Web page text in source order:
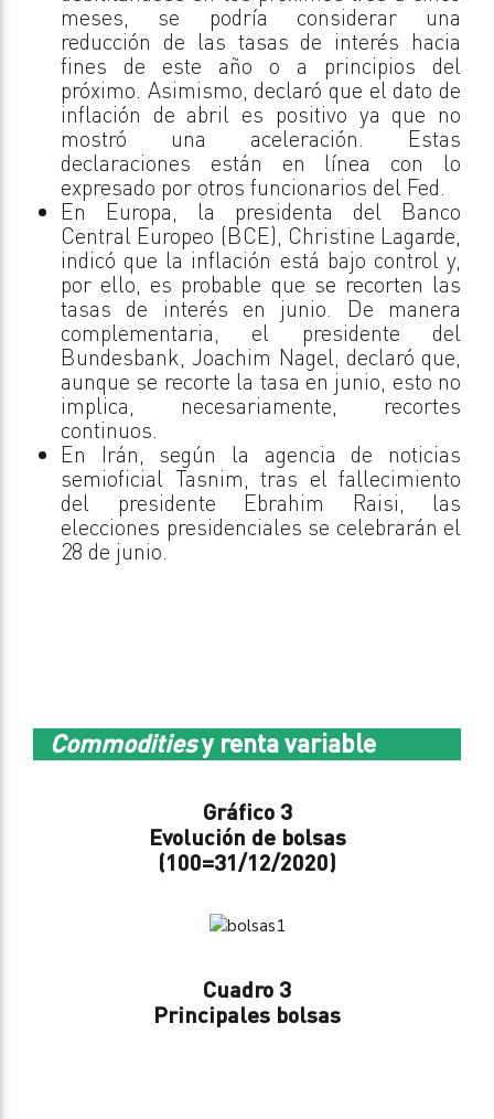
meses, se podría considerar una
reducción de las tasas de interés hacia
fines de este año o a principios del
próximo. Asimismo, declaró que el dato de
inflación de abril es positivo ya que no
mostró una aceleración. Estas
declaraciones están en línea con lo
expresado por otros funcionarios del Fed.
En Europa, la presidenta del Banco
Central Europeo (BCE), Christine Lagarde,
indicó que la inflación está bajo control y,
por ello, es probable que se recorten las
tasas de interés en junio. De manera
complementaria, el presidente del
Bundesbank, Joachim Nagel, declaró que,
aunque se recorte la tasa en junio, esto no
implica, necesariamente, recortes
continuos.
En Irán, según la agencia de noticias
semioficial Tasnim, tras el fallecimiento
del presidente Ebrahim Raisi, las
elecciones presidenciales se celebrarán el
28 de junio.
Commoditiesy renta variable
Gráfico 3
Evolución de bolsas
(100=31/12/2020)
Cuadro 3
Principales bolsas